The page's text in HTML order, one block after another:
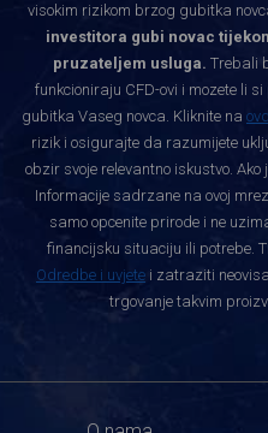
visokim rizikom brzog gubitka
investitora gubi novac
pruzateljem usluga. Trebali
funkcioniraju CFD-ovi i mozete li
gubitka Vaseg novca. Kliknite na
rizik i osigurajte da razumijete
obzir svoje relevantno iskustvo.
Informacije sadrzane na ovoj
samo opcenite prirode i ne
financijsku situaciju ili potrebe.
Odredbe i uvjete i zatraziti
trgovanje takvim